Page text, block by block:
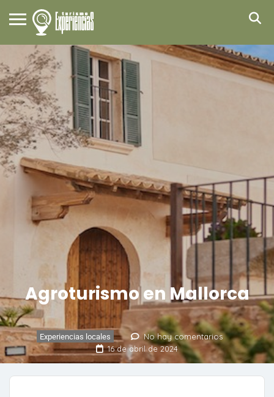
Agroturismo en Mallorca
Experiencias locales
No hay comentarios
16 de abril de 2024